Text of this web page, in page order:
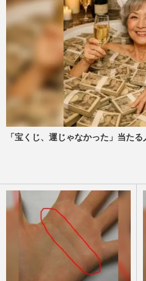
「宝くじ、運じゃなかった」当た